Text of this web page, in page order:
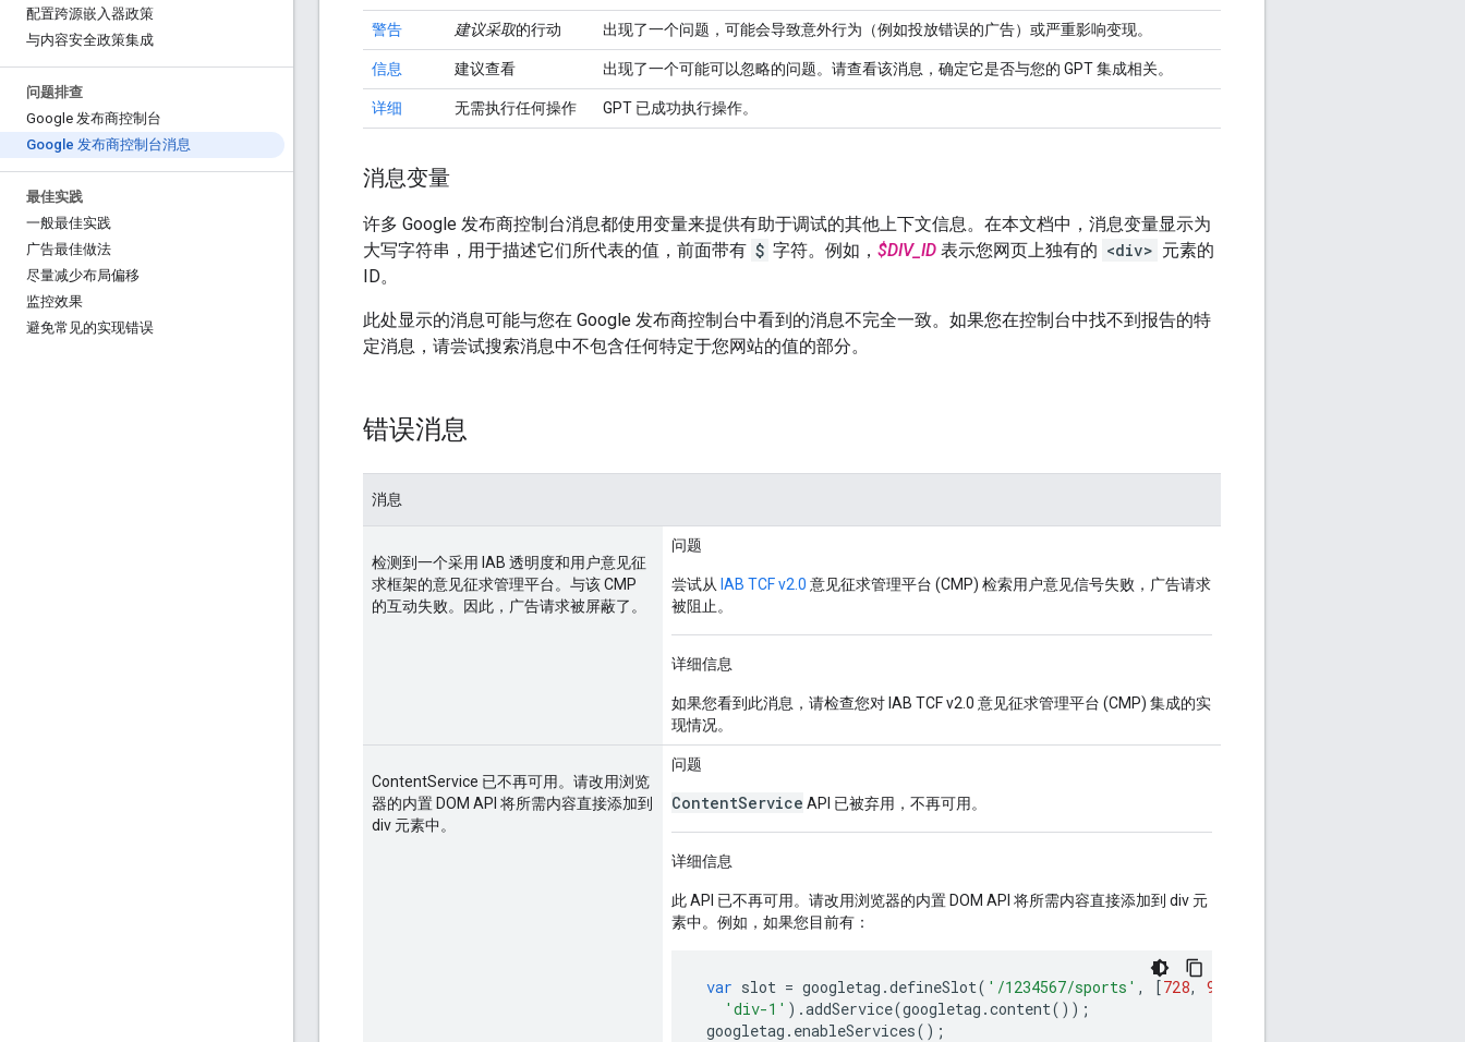
配置跨源嵌入器政策
与内容安全政策集成
问题排查
Google 发布商控制台
Google 发布商控制台消息
最佳实践
一般最佳实践
广告最佳做法
尽量减少布局偏移
监控效果
避免常见的实现错误
警告 建议采取的行动 出现了一个问题，可能会导致意外行为（例如投放错误的广告）或严重影响变现。
信息 建议查看 出现了一个可能可以忽略的问题。请查看该消息，确定它是否与您的 GPT 集成相关。
详细 无需执行任何操作 GPT 已成功执行操作。
消息变量
许多 Google 发布商控制台消息都使用变量来提供有助于调试的其他上下文信息。在本文档中，消息变量显示为
大写字符串，用于描述它们所代表的值，前面带有 $ 字符。例如， $DIV_ID 表示您网页上独有的 <div> 元素的
ID。
此处显示的消息可能与您在 Google 发布商控制台中看到的消息不完全一致。如果您在控制台中找不到报告的特
定消息，请尝试搜索消息中不包含任何特定于您网站的值的部分。
错误消息
消息
检测到一个采用 IAB 透明度和用户意见征
求框架的意见征求管理平台。与该 CMP
的互动失败。因此，广告请求被屏蔽了。
问题
尝试从 IAB TCF v2.0 意见征求管理平台 (CMP) 检索用户意见信号失败，广告请求
被阻止。
详细信息
如果您看到此消息，请检查您对 IAB TCF v2.0 意见征求管理平台 (CMP) 集成的实
现情况。
ContentService 已不再可用。请改用浏览
器的内置 DOM API 将所需内容直接添加到
div 元素中。
问题
ContentService API 已被弃用，不再可用。
详细信息
此 API 已不再可用。请改用浏览器的内置 DOM API 将所需内容直接添加到 div 元
素中。例如，如果您目前有：
var slot = googletag .defineSlot( '/1234567/sports' , [728, 90
'div-1' ).addService(googletag .content());
googletag . enableServices();